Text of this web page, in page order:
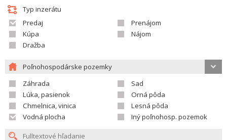
Typ inzerátu
Predaj
Prenájom
Kúpa
Nájom
Dražba
Poľnohospodárske pozemky
Záhrada
Sad
Lúka, pasienok
Orná pôda
Chmelnica, vinica
Lesná pôda
Vodná plocha
Iný poľnohosp. pozemok